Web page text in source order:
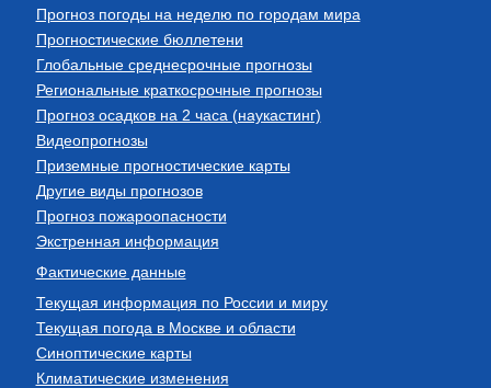
Прогноз погоды на неделю по городам мира
Прогностические бюллетени
Глобальные среднесрочные прогнозы
Региональные краткосрочные прогнозы
Прогноз осадков на 2 часа (наукастинг)
Видеопрогнозы
Приземные прогностические карты
Другие виды прогнозов
Прогноз пожароопасности
Экстренная информация
Фактические данные
Текущая информация по России и миру
Текущая погода в Москве и области
Синоптические карты
Климатические изменения